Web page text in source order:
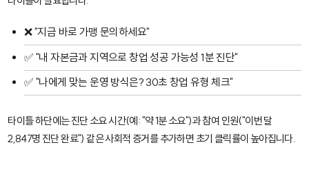
❌ "지금 바로 가맹 문의하세요"
✅ "내 자본금과 지역으로 창업 성공 가능성 1분 진단"
✅ "나에게 맞는 운영 방식은? 30초 창업 유형 체크"
타이틀 하단에는 진단 소요 시간(예: "약 1분 소요")과 참여 인원("이번 달
2,847명 진단 완료") 같은 사회적 증거를 추가하면 초기 클릭률이 높아집니다.